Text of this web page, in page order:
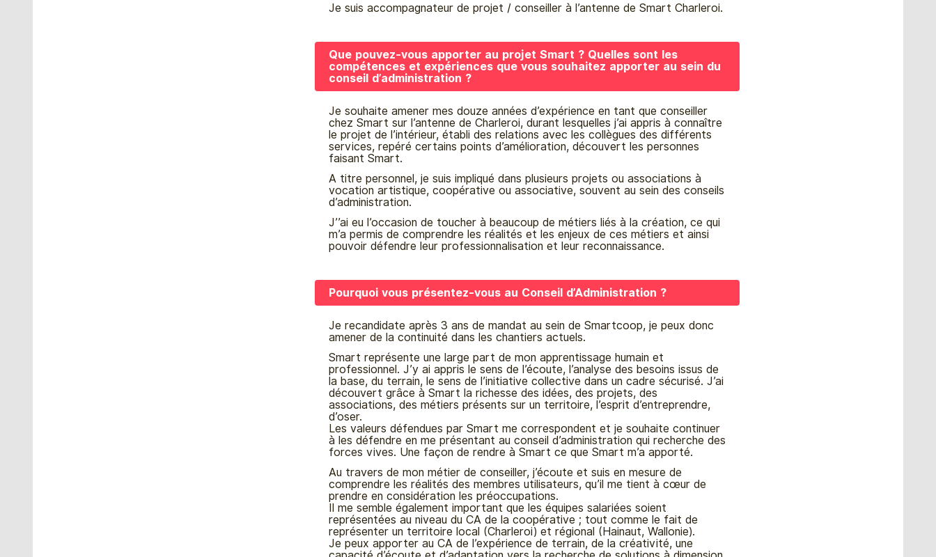
Je suis accompagnateur de projet / conseiller à l’antenne de Smart Charleroi.
Que pouvez-vous apporter au projet Smart ? Quelles sont les
compétences et expériences que vous souhaitez apporter au sein du
conseil d’administration ?
Je souhaite amener mes douze années d’expérience en tant que conseiller
chez Smart sur l’antenne de Charleroi, durant lesquelles j’ai appris à connaître
le projet de l’intérieur, établi des relations avec les collègues des différents
services, repéré certains points d’amélioration, découvert les personnes
faisant Smart.
A titre personnel, je suis impliqué dans plusieurs projets ou associations à
vocation artistique, coopérative ou associative, souvent au sein des conseils
d’administration.
J’’ai eu l’occasion de toucher à beaucoup de métiers liés à la création, ce qui
m’a permis de comprendre les réalités et les enjeux de ces métiers et ainsi
pouvoir défendre leur professionnalisation et leur reconnaissance.
Pourquoi vous présentez-vous au Conseil d’Administration ?
Je recandidate après 3 ans de mandat au sein de Smartcoop, je peux donc
amener de la continuité dans les chantiers actuels.
Smart représente une large part de mon apprentissage humain et
professionnel. J’y ai appris le sens de l’écoute, l’analyse des besoins issus de
la base, du terrain, le sens de l’initiative collective dans un cadre sécurisé. J’ai
découvert grâce à Smart la richesse des idées, des projets, des
associations, des métiers présents sur un territoire, l’esprit d’entreprendre,
d’oser.
Les valeurs défendues par Smart me correspondent et je souhaite continuer
à les défendre en me présentant au conseil d’administration qui recherche des
forces vives. Une façon de rendre à Smart ce que Smart m’a apporté.
Au travers de mon métier de conseiller, j’écoute et suis en mesure de
comprendre les réalités des membres utilisateurs, qu’il me tient à cœur de
prendre en considération les préoccupations.
Il me semble également important que les équipes salariées soient
représentées au niveau du CA de la coopérative ; tout comme le fait de
représenter un territoire local (Charleroi) et régional (Hainaut, Wallonie).
Je peux apporter au CA de l’expérience de terrain, de la créativité, une